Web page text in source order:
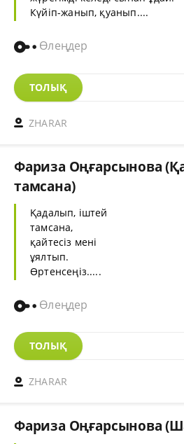
Күйіп-жанып, қуанып....
Өлеңдер
ТОЛЫҚ
ZHARAR
Фариза Оңғарсынова
тамсана)
Қадалып, іштей
тамсана,
қайтесіз мені
ұялтып.
Өртенсеңіз.....
Өлеңдер
ТОЛЫҚ
ZHARAR
Фариза Оңғарсынова